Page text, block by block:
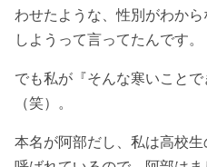
わせたような、性別がわか
しようって言ってたんです。
でも私が『そんな寒いこと
（笑）。
本名が阿部だし、私は高校